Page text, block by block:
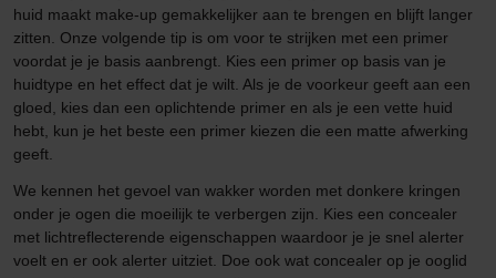
huid maakt make-up gemakkelijker aan te brengen en blijft langer
zitten. Onze volgende tip is om voor te strijken met een primer
voordat je je basis aanbrengt. Kies een primer op basis van je
huidtype en het effect dat je wilt. Als je de voorkeur geeft aan een
gloed, kies dan een oplichtende primer en als je een vette huid
hebt, kun je het beste een primer kiezen die een matte afwerking
geeft.
We kennen het gevoel van wakker worden met donkere kringen
onder je ogen die moeilijk te verbergen zijn. Kies een concealer
met lichtreflecterende eigenschappen waardoor je je snel alerter
voelt en er ook alerter uitziet. Doe ook wat concealer op je ooglid